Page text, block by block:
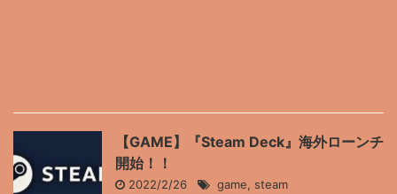
【GAME】『Steam Deck』海外ローンチ
開始！！
2022/2/26 game, steam